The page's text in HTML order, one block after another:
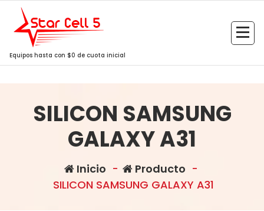
Saltar
contenido
Equipos hasta con $0 de cuota inicial
SILICON SAMSUNG
GALAXY A31
Inicio - Producto -
SILICON SAMSUNG GALAXY A31